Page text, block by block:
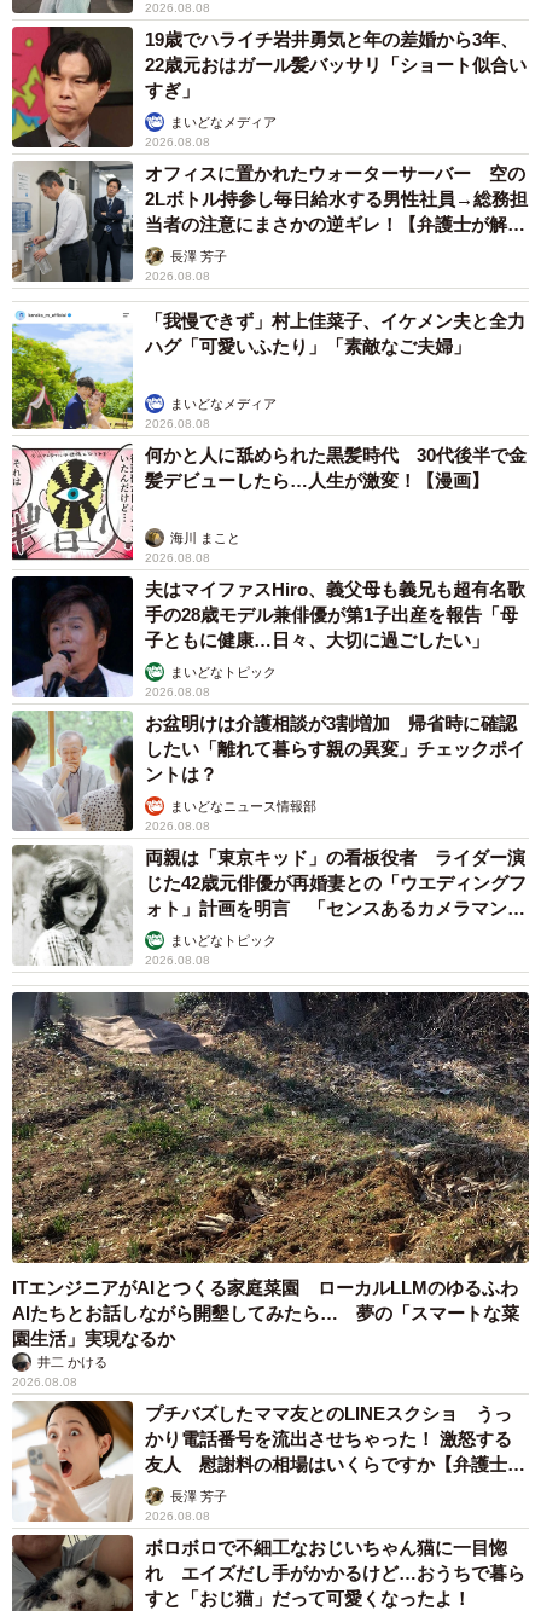
2026.08.08
19歳でハライチ岩井勇気と年の差婚から3年、
22歳元おはガール髪バッサリ「ショート似合い
すぎ」
まいどなメディア
2026.08.08
オフィスに置かれたウォーターサーバー 空の
2Lボトル持参し毎日給水する男性社員→総務担
当者の注意にまさかの逆ギレ！【弁護士が解
説】長澤 芳子
2026.08.08
「我慢できず」村上佳菜子、イケメン夫と全力
ハグ「可愛いふたり」「素敵なご夫婦」
まいどなメディア
2026.08.08
何かと人に舐められた黒髪時代 30代後半で金
髪デビューしたら…人生が激変！【漫画】
海川 まこと
2026.08.08
夫はマイファスHiro、義父母も義兄も超有名歌
手の28歳モデル兼俳優が第1子出産を報告「母
子ともに健康…日々、大切に過ごしたい」
まいどなトピック
2026.08.08
お盆明けは介護相談が3割増加 帰省時に確認
したい「離れて暮らす親の異変」チェックポイ
ントは？
まいどなニュース情報部
2026.08.08
両親は「東京キッド」の看板役者 ライダー演
じた42歳元俳優が再婚妻との「ウエディングフ
ォト」計画を明言 「センスあるカメラマン求
む」まいどなトピック
2026.08.08
ITエンジニアがAIとつくる家庭菜園 ローカルLLMのゆるふわ
AIたちとお話しながら開墾してみたら… 夢の「スマートな菜
園生活」実現なるか
井二 かける
2026.08.08
プチバズしたママ友とのLINEスクショ うっ
かり電話番号を流出させちゃった！ 激怒する
友人 慰謝料の相場はいくらですか【弁護士が
解説】長澤 芳子
2026.08.08
ボロボロで不細工なおじいちゃん猫に一目惚
れ エイズだし手がかかるけど…おうちで暮ら
すと「おじ猫」だって可愛くなったよ！